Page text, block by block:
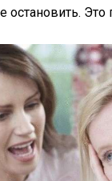
остановить. Это